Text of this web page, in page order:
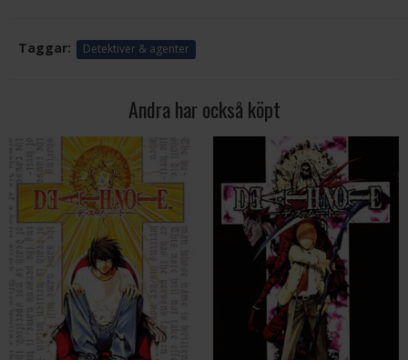
Taggar: Detektiver & agenter
Andra har också köpt